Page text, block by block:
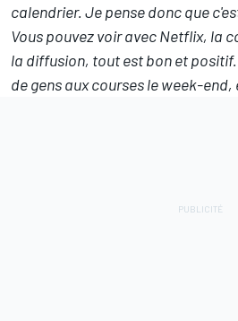
calendrier. Je pense donc que
Vous pouvez voir avec Netflix, la
la diffusion, tout est bon et
de gens aux courses le week-end,